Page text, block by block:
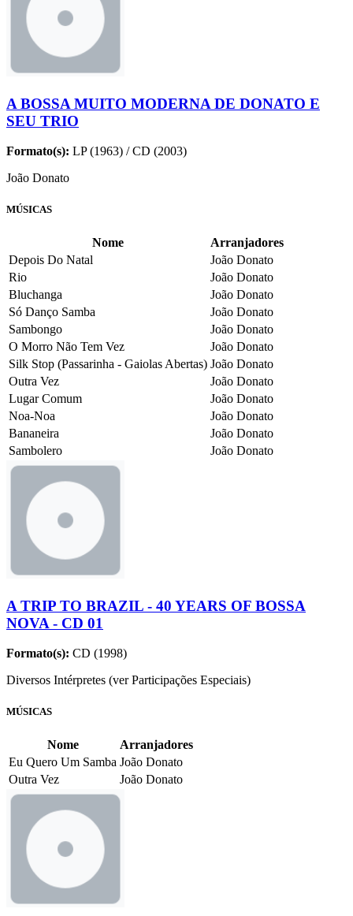
A BOSSA MUITO MODERNA DE DONATO E
SEU TRIO
Formato(s): LP (1963) / CD (2003)
João Donato
MÚSICAS
Nome
Arranjadores
Depois Do Natal
João Donato
Rio
João Donato
Bluchanga
João Donato
Só Danço Samba
João Donato
Sambongo
João Donato
O Morro Não Tem Vez
João Donato
Silk Stop (Passarinha - Gaiolas Abertas) João Donato
Outra Vez
João Donato
Lugar Comum
João Donato
Noa-Noa
João Donato
Bananeira
João Donato
Sambolero
João Donato
A TRIP TO BRAZIL - 40 YEARS OF BOSSA
NOVA - CD 01
Formato(s): CD (1998)
Diversos Intérpretes (ver Participações Especiais)
MÚSICAS
Nome
Arranjadores
Eu Quero Um Samba João Donato
Outra Vez
João Donato